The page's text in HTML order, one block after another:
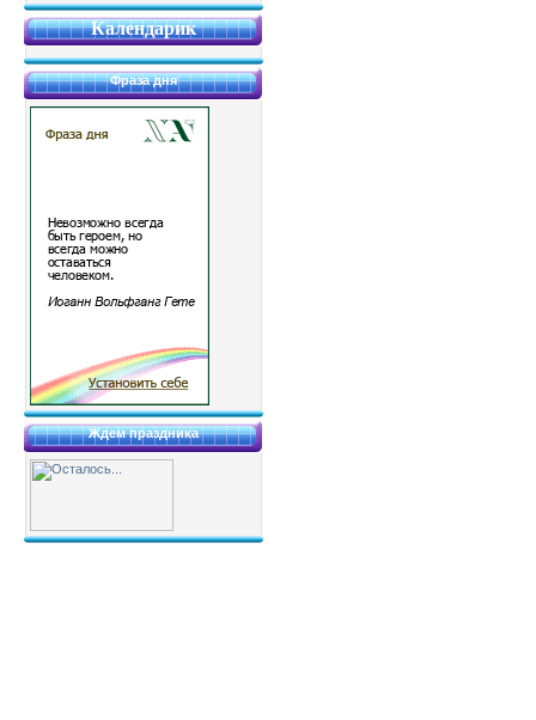
Календарик
Фраза дня
Ждем праздника